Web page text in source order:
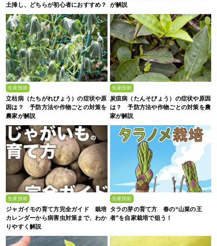
土挿し、どちらが初心者におすすめ？
が解説
生産技術
立枯病（たちがれびょう）の症状や原
因は？ 予防方法や作物ごとの対策を
農家が解説
生産技術
炭疽病（たんそびょう）の症状や原因
は？ 予防方法や作物ごとの対策を農
家が解説
生産技術
ジャガイモの育て方完全ガイド 栽培
カレンダーから病害虫対策まで、わか
りやすく解説
生産技術
タラの芽の育て方 春の“山菜の王
者”を自家栽培で狙う！